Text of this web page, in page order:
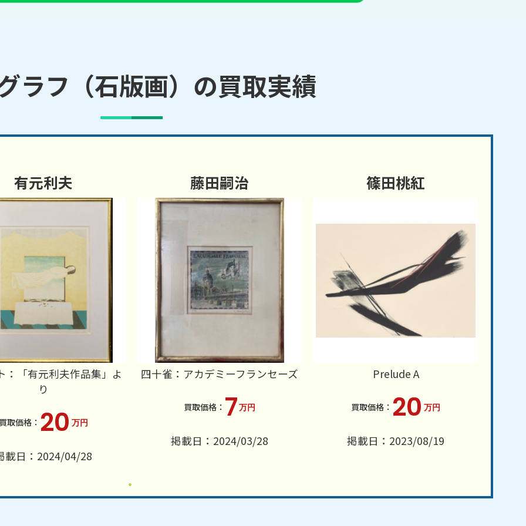
ラフ（石版画）の買取実績
有元利夫
：「有元利夫作品集」よ
り
20 万円
載日：2024/04/28
藤田嗣治
四十雀：アカデミーフランセーズ
7万円
掲載日：2024/03/28
篠田桃紅
Prelude A
20 万円
掲載日：2023/08/19